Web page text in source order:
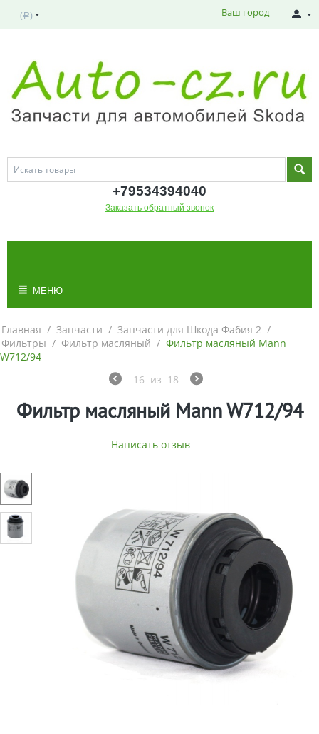
( Р ) Ваш город
+79534394040
Заказать обратный звонок
МЕНЮ
Главная / Запчасти / Запчасти для Шкода Фабия 2 /
Фильтры / Фильтр масляный / Фильтр масляный Mann
W712/94
16 из 18
Фильтр масляный Mann W712/94
Написать отзыв